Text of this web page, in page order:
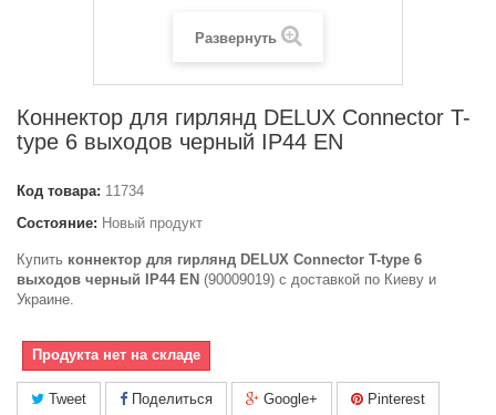
Развернуть
Коннектор для гирлянд DELUX Connector T-
type 6 выходов черный IP44 EN
Код товара: 11734
Состояние: Новый продукт
Купить коннектор для гирлянд DELUX Connector T-type 6
выходов черный IP44 EN (90009019) c доставкой по Киеву и
Украине.
Продукта нет на складе
Tweet Поделиться Google+ Pinterest